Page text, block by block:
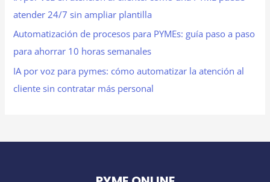
atender 24/7 sin ampliar plantilla
Automatización de procesos para PYMEs: guía paso a paso
para ahorrar 10 horas semanales
IA por voz para pymes: cómo automatizar la atención al
cliente sin contratar más personal